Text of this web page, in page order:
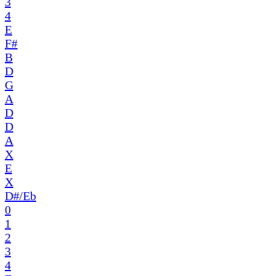
4
E
F#
B
D
G
A
D
D
A
X
E
X
D#/Eb
0
1
2
3
4